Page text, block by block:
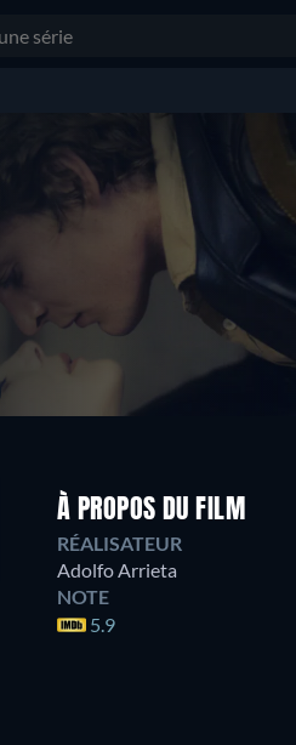
À PROPOS DU FILM
RÉALISATEUR
Adolfo Arrieta
NOTE
5.9